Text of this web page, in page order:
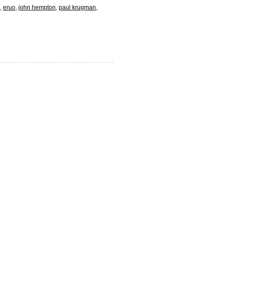
, eruo, john hempton, paul krugman,